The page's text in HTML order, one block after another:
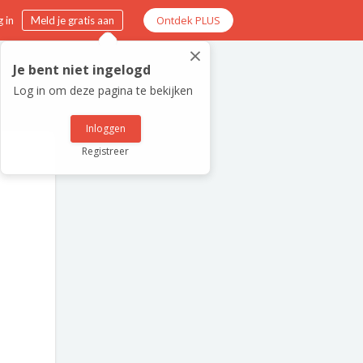
in Meld je gratis aan Ontdek PLUS
×
Je bent niet ingelogd
Log in om deze pagina te bekijken
Inloggen
Registreer